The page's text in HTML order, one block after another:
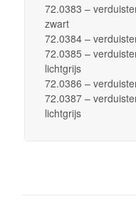
72.0383 –
zwart
72.0384 –
72.0385 –
lichtgrijs
72.0386 –
72.0387 –
lichtgrijs